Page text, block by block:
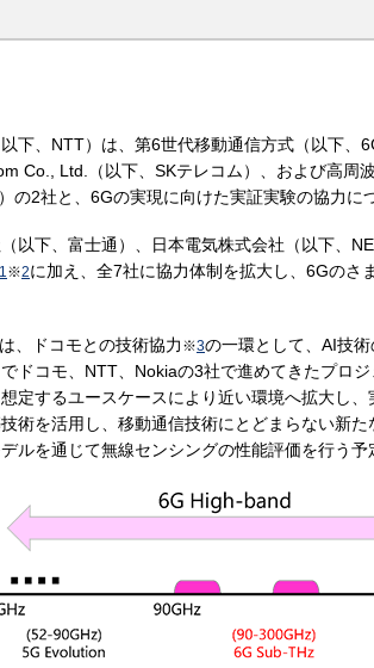
下、NTT）は、第6世代移動通信方式（以下、
Co., Ltd.（以下、SKテレコム）、および高周
2社と、6Gの実現に向けた実証実験の協力に
以下、富士通）、日本電気株式会社（以下、
1※2に加え、全7社に協力体制を拡大し、6Gのさ
、ドコモとの技術協力 ※3の一環として、AI技
ドコモ、NTT、Nokiaの3社で進めてきたプロ
定するユースケースにより近い環境へ拡大し
術を活用し、移動通信技術にとどまらない新
ルを通じて無線センシングの性能評価を行う予